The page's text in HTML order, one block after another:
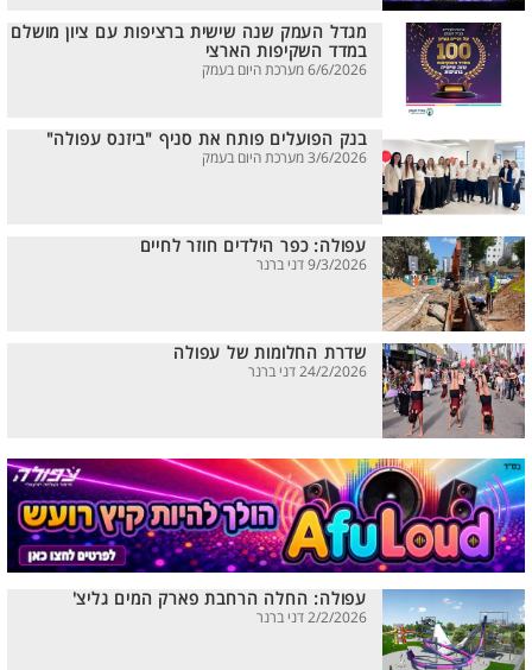
מגדל העמק שנה שישית ברציפות עם ציון מושלם
במדד השקיפות הארצי
6/6/2026 מערכת היום בעמק
בנק הפועלים פותח את סניף "ביזנס עפולה"
3/6/2026 מערכת היום בעמק
עפולה: כפר הילדים חוזר לחיים
9/3/2026 דני ברנר
שדרת החלומות של עפולה
24/2/2026 דני ברנר
עפולה: החלה הרחבת פארק המים גליצ'
2/2/2026 דני ברנר